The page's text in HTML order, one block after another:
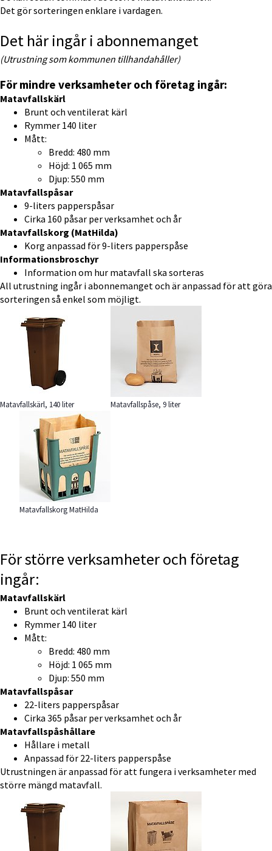
Det gör sorteringen enklare i vardagen.
Det här ingår i abonnemanget
(Utrustning som kommunen tillhandahåller)
För mindre verksamheter och företag ingår:
Matavfallskärl
Brunt och ventilerat kärl
Rymmer 140 liter
Mått:
Bredd: 480 mm
Höjd: 1 065 mm
Djup: 550 mm
Matavfallspåsar
9-liters papperspåsar
Cirka 160 påsar per verksamhet och år
Matavfallskorg (MatHilda)
Korg anpassad för 9-liters papperspåse
Informationsbroschyr
Information om hur matavfall ska sorteras
All utrustning ingår i abonnemanget och är anpassad för att göra
sorteringen så enkel som möjligt.
Förstora bilden
Matavfallskärl, 140 liter
Förstora bilden
Matavfallspåse, 9 liter
Förstora bilden
Matavfallskorg MatHilda
För större verksamheter och företag
ingår:
Matavfallskärl
Brunt och ventilerat kärl
Rymmer 140 liter
Mått:
Bredd: 480 mm
Höjd: 1 065 mm
Djup: 550 mm
Matavfallspåsar
22-liters papperspåsar
Cirka 365 påsar per verksamhet och år
Matavfallspåshållare
Hållare i metall
Anpassad för 22-liters papperspåse
Utrustningen är anpassad för att fungera i verksamheter med
större mängd matavfall.Förstora bilden